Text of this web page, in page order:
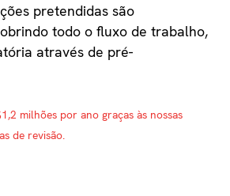
pretendidas são
todo o fluxo de trabalho,
através de pré-
milhões por ano graças às nossas
de revisão.